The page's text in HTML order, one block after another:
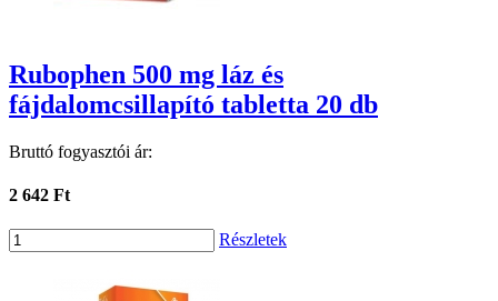
Rubophen 500 mg láz és
fájdalomcsillapító tabletta 20 db
Bruttó fogyasztói ár:
2 642 Ft
Részletek